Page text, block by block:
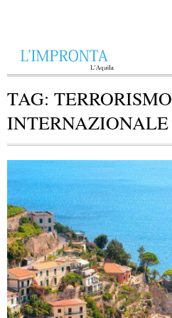
TAG: TERRORISMO
INTERNAZIONALE